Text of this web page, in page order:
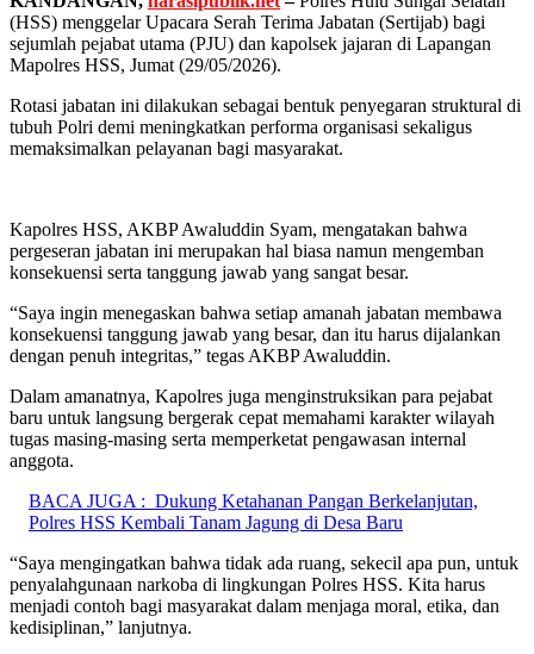
(HSS) menggelar Upacara Serah Terima Jabatan (Sertijab) bagi
sejumlah pejabat utama (PJU) dan kapolsek jajaran di Lapangan
Mapolres HSS, Jumat (29/05/2026).
Rotasi jabatan ini dilakukan sebagai bentuk penyegaran struktural di
tubuh Polri demi meningkatkan performa organisasi sekaligus
memaksimalkan pelayanan bagi masyarakat.
Kapolres HSS, AKBP Awaluddin Syam, mengatakan bahwa
pergeseran jabatan ini merupakan hal biasa namun mengemban
konsekuensi serta tanggung jawab yang sangat besar.
“Saya ingin menegaskan bahwa setiap amanah jabatan membawa
konsekuensi tanggung jawab yang besar, dan itu harus dijalankan
dengan penuh integritas,” tegas AKBP Awaluddin.
Dalam amanatnya, Kapolres juga menginstruksikan para pejabat
baru untuk langsung bergerak cepat memahami karakter wilayah
tugas masing-masing serta memperketat pengawasan internal
anggota.
BACA JUGA : Dukung Ketahanan Pangan Berkelanjutan,
Polres HSS Kembali Tanam Jagung di Desa Baru
“Saya mengingatkan bahwa tidak ada ruang, sekecil apa pun, untuk
penyalahgunaan narkoba di lingkungan Polres HSS. Kita harus
menjadi contoh bagi masyarakat dalam menjaga moral, etika, dan
kedisiplinan,” lanjutnya.